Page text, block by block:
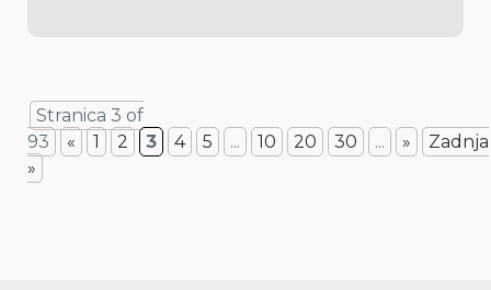
Stranica 3 of
93
« 1 2 3 4 5 ... 10 20 30 ... »
Zadnja
»